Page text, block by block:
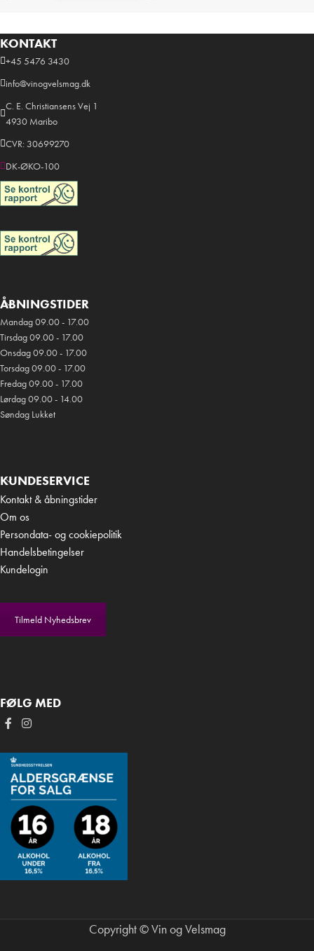
KONTAKT
+45 5476 3430
info@vinogvelsmag.dk
C. E. Christiansens Vej 1
4930 Maribo
CVR: 30699270
DK-ØKO-100
ÅBNINGSTIDER
Mandag 09.00 - 17.00
Tirsdag 09.00 - 17.00
Onsdag 09.00 - 17.00
Torsdag 09.00 - 17.00
Fredag 09.00 - 17.00
Lørdag 09.00 - 14.00
Søndag Lukket
KUNDESERVICE
Kontakt & åbningstider
Om os
Persondata- og cookiepolitik
Handelsbetingelser
Kundelogin
Tilmeld Nyhedsbrev
FØLG MED
Copyright © Vin og Velsmag